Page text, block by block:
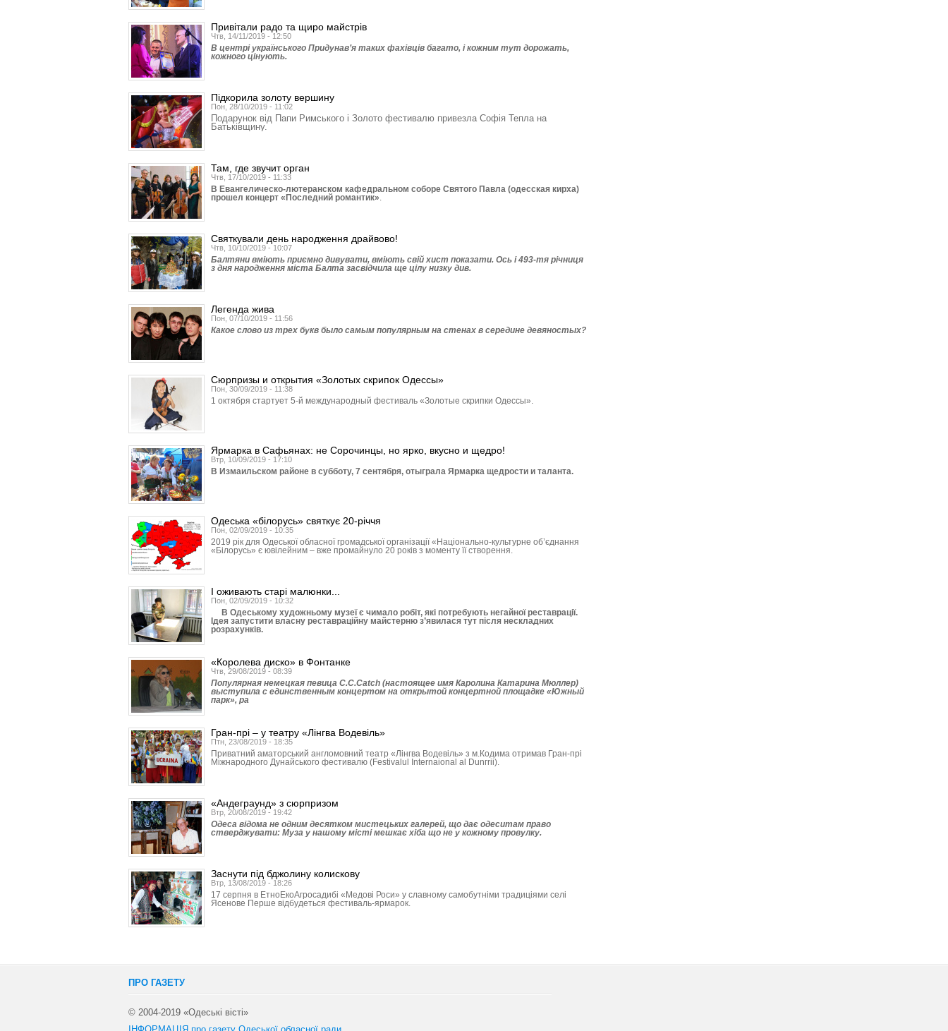
Привітали радо та щиро майстрів
Чтв, 14/11/2019 - 12:50
В центрі українського Придунав’я таких фахівців багато, і кожним тут дорожать,
кожного цінують.
Підкорила золоту вершину
Пон, 28/10/2019 - 11:02
Подарунок від Папи Римського і Золото фестивалю привезла Софія Тепла на
Батьківщину.
Там, где звучит орган
Чтв, 17/10/2019 - 11:33
В Евангелическо-лютеранском кафедральном соборе Святого Павла (одесская кирха)
прошел концерт «Последний романтик».
Святкували день народження драйвово!
Чтв, 10/10/2019 - 10:07
Балтяни вміють приємно дивувати, вміють свій хист показати. Ось і 493-тя річниця
з дня народження міста Балта засвідчила ще цілу низку див.
Легенда жива
Пон, 07/10/2019 - 11:56
Какое слово из трех букв было самым популярным на стенах в середине девяностых?
Сюрпризы и открытия «Золотых скрипок Одессы»
Пон, 30/09/2019 - 11:38
1 октября стартует 5-й международный фестиваль «Золотые скрипки Одессы».
Ярмарка в Сафьянах: не Сорочинцы, но ярко, вкусно и щедро!
Втр, 10/09/2019 - 17:10
В Измаильском районе в субботу, 7 сентября, отыграла Ярмарка щедрости и таланта.
Одеська «білорусь» святкує 20-річчя
Пон, 02/09/2019 - 10:35
2019 рік для Одеської обласної громадської організації «Національно-культурне об’єднання
«Білорусь» є ювілейним – вже промайнуло 20 років з моменту її створення.
І оживають старі малюнки...
Пон, 02/09/2019 - 10:32
В Одеському художньому музеї є чимало робіт, які потребують негайної реставрації.
Ідея запустити власну реставраційну майстерню з’явилася тут після нескладних
розрахунків.
«Королева диско» в Фонтанке
Чтв, 29/08/2019 - 08:39
Популярная немецкая певица C.C.Catch (настоящее имя Каролина Катарина Мюллер)
выступила с единственным концертом на открытой концертной площадке «Южный
парк», ра
Гран-прі – у театру «Лінгва Водевіль»
Птн, 23/08/2019 - 18:35
Приватний аматорський англомовний театр «Лінгва Водевіль» з м.Кодима отримав Гран-прі
Міжнародного Дунайського фестивалю (Festivalul Internaional al Dunгrii).
«Андеграунд» з сюрпризом
Втр, 20/08/2019 - 19:42
Одеса відома не одним десятком мистецьких галерей, що дає одеситам право
стверджувати: Муза у нашому місті мешкає хіба що не у кожному провулку.
Заснути під бджолину колискову
Втр, 13/08/2019 - 18:26
17 серпня в ЕтноЕкоАгросадибі «Медові Роси» у славному самобутніми традиціями селі
Ясенове Перше відбудеться фестиваль-ярмарок.
ПРО ГАЗЕТУ
© 2004-2019 «Одеські вісті»